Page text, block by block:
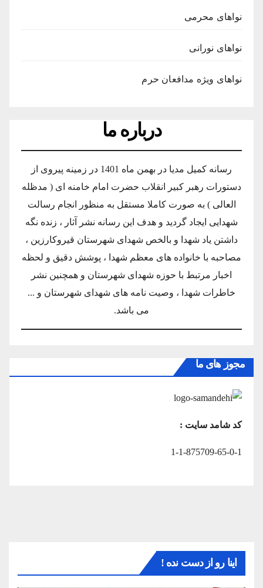
نواهای محرمی
نواهای نورانی
نواهای ویژه مدافعان حرم
درباره ما
رسانه کمیل مدیا در بهمن ماه 1401 در زمینه پیروی از
دستورات رهبر کبیر انقلاب حضرت امام خامنه ای ( مدظله
العالی ) به صورت کاملا مستقل به منظور انجام رسالت
شهدایی ایجاد گردید و هدف این رسانه نشر آثار ، زنده نگه
داشتن یاد شهدا و بالخص شهدای شهرستان قیروکارزین ،
مصاحبه با خانواده های معظم شهدا ، پوشش دقیق و لحظه
اخبار مرتبط با حوزه شهدای شهرستان و همچنین نشر
خاطرات شهدا ، وصیت نامه های شهدای شهرستان و ...
می باشد.
مجوز های ما
کد شامد سایت :
1-1-875709-65-0-1
اینا رو از دست نده !